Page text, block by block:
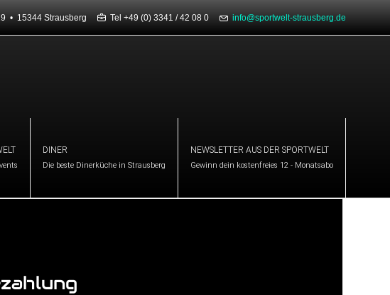
• 15344 Strausberg Tel +49 (0) 3341 / 42 08 0 info@sportwelt-strausberg.de
DINER
Die beste Dinerküche in Strausberg
NEWSLETTER AUS DER SPORTWELT
Gewinn dein kostenfreies 12 - Monatsabo